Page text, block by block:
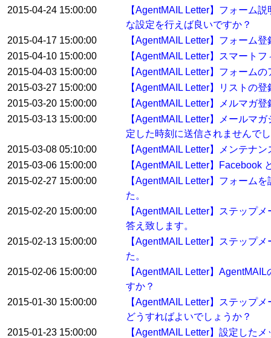
2015-04-24 15:00:00
【AgentMAIL Letter】フォーム
な設定を行えば良いですか？
2015-04-17 15:00:00
【AgentMAIL Letter】フォーム
2015-04-10 15:00:00
【AgentMAIL Letter】スマート
2015-04-03 15:00:00
【AgentMAIL Letter】フォーム
2015-03-27 15:00:00
【AgentMAIL Letter】リストの
2015-03-20 15:00:00
【AgentMAIL Letter】メルマガ
2015-03-13 15:00:00
【AgentMAIL Letter】メールマ
定した時刻に送信されませんで
2015-03-08 05:10:00
【AgentMAIL Letter】メンテナ
2015-03-06 15:00:00
【AgentMAIL Letter】Facebook
2015-02-27 15:00:00
【AgentMAIL Letter】フォーム
た。
2015-02-20 15:00:00
【AgentMAIL Letter】ステップ
答え致します。
2015-02-13 15:00:00
【AgentMAIL Letter】ステップ
た。
2015-02-06 15:00:00
【AgentMAIL Letter】
すか？
2015-01-30 15:00:00
【AgentMAIL Letter】ステップ
どうすればよいでしょうか？
2015-01-23 15:00:00
【AgentMAIL Letter】設定した